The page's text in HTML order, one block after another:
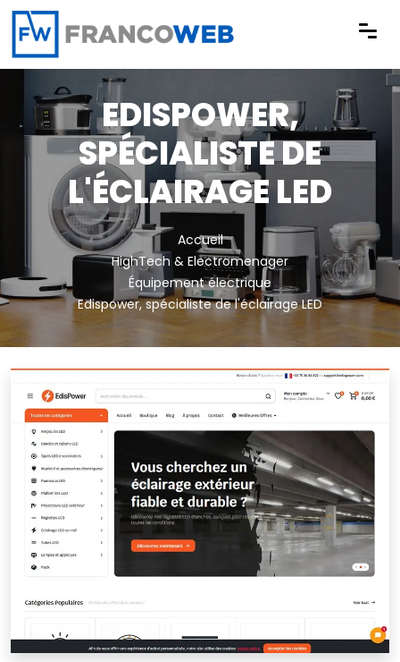
Panneau de gestion des cookies
EDISPOWER,
SPÉCIALISTE DE
L'ÉCLAIRAGE LED
Accueil
HighTech & Electromenager
Équipement électrique
Edispower, spécialiste de l'éclairage LED